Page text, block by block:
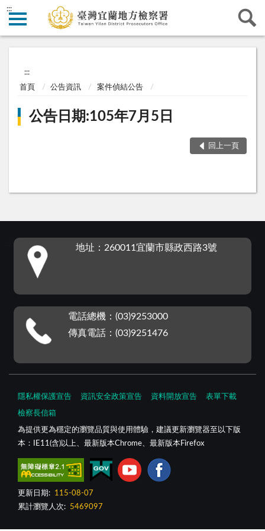
:::
:::
首頁 公告資訊 案件偵結公告
公告日期:105年7月5日
回上一頁
地址：260011宜蘭市縣政西路3號
電話總機：(03)9253000
傳真電話：(03)9251476
隱私權保護宣告 資訊安全政策宣告 資料開放宣告 表單下載
檢察長信箱
為提供更為穩定的瀏覽品質與使用體驗，建議更新瀏覽器至以下版
本：IE11(含)以上、最新版本Chrome、最新版本Firefox
更新日期:
115-08-07
累計瀏覽人次:
5469097